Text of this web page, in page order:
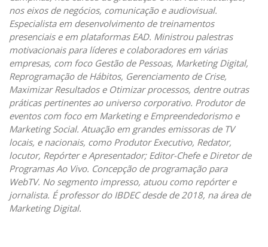
nos eixos de negócios, comunicação e audiovisual.
Especialista em desenvolvimento de treinamentos
presenciais e em plataformas EAD. Ministrou palestras
motivacionais para líderes e colaboradores em várias
empresas, com foco Gestão de Pessoas, Marketing Digital,
Reprogramação de Hábitos, Gerenciamento de Crise,
Maximizar Resultados e Otimizar processos, dentre outras
práticas pertinentes ao universo corporativo. Produtor de
eventos com foco em Marketing e Empreendedorismo e
Marketing Social. Atuação em grandes emissoras de TV
locais, e nacionais, como Produtor Executivo, Redator,
locutor, Repórter e Apresentador; Editor-Chefe e Diretor de
Programas Ao Vivo. Concepção de programação para
WebTV. No segmento impresso, atuou como repórter e
jornalista. É professor do IBDEC desde de 2018, na área de
Marketing Digital.